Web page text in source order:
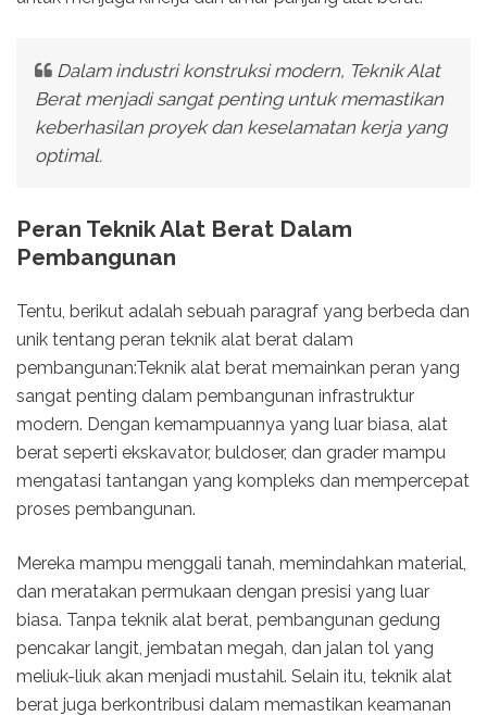
Dalam industri konstruksi modern, Teknik Alat
Berat menjadi sangat penting untuk memastikan
keberhasilan proyek dan keselamatan kerja yang
optimal.
Peran Teknik Alat Berat Dalam
Pembangunan
Tentu, berikut adalah sebuah paragraf yang berbeda dan
unik tentang peran teknik alat berat dalam
pembangunan:Teknik alat berat memainkan peran yang
sangat penting dalam pembangunan infrastruktur
modern. Dengan kemampuannya yang luar biasa, alat
berat seperti ekskavator, buldoser, dan grader mampu
mengatasi tantangan yang kompleks dan mempercepat
proses pembangunan.
Mereka mampu menggali tanah, memindahkan material,
dan meratakan permukaan dengan presisi yang luar
biasa. Tanpa teknik alat berat, pembangunan gedung
pencakar langit, jembatan megah, dan jalan tol yang
meliuk-liuk akan menjadi mustahil. Selain itu, teknik alat
berat juga berkontribusi dalam memastikan keamanan